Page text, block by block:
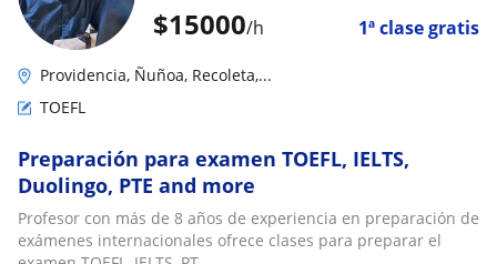
$15000/h 1ª clase gratis
Providencia, Ñuñoa, Recoleta,...
TOEFL
Preparación para examen TOEFL, IELTS,
Duolingo, PTE and more
Profesor con más de 8 años de experiencia en preparación de
exámenes internacionales ofrece clases para preparar el